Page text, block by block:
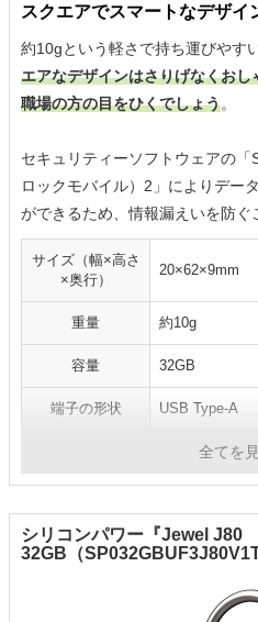
スクエアでスマートなデザイ
約10gという軽さで持ち運びやす
エアなデザインはさりげなくお
職場の方の目をひくでしょう。
セキュリティーソフトウェアの
ロックモバイル）2」によりデー
ができるため、情報漏えいを防ぐ
サイズ（幅×高さ
×奥行）
20×62×9mm
重量 約10g
容量 32GB
端子の形状 USB Type-A
全てを
シリコンパワー『Jewel J80
32GB（SP032GBUF3J80V1T